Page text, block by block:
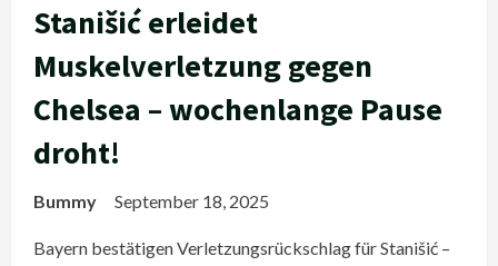
Stanišić erleidet
Muskelverletzung gegen
Chelsea – wochenlange Pause
droht!
Bummy September 18, 2025
Bayern bestätigen Verletzungsrückschlag für Stanišić –